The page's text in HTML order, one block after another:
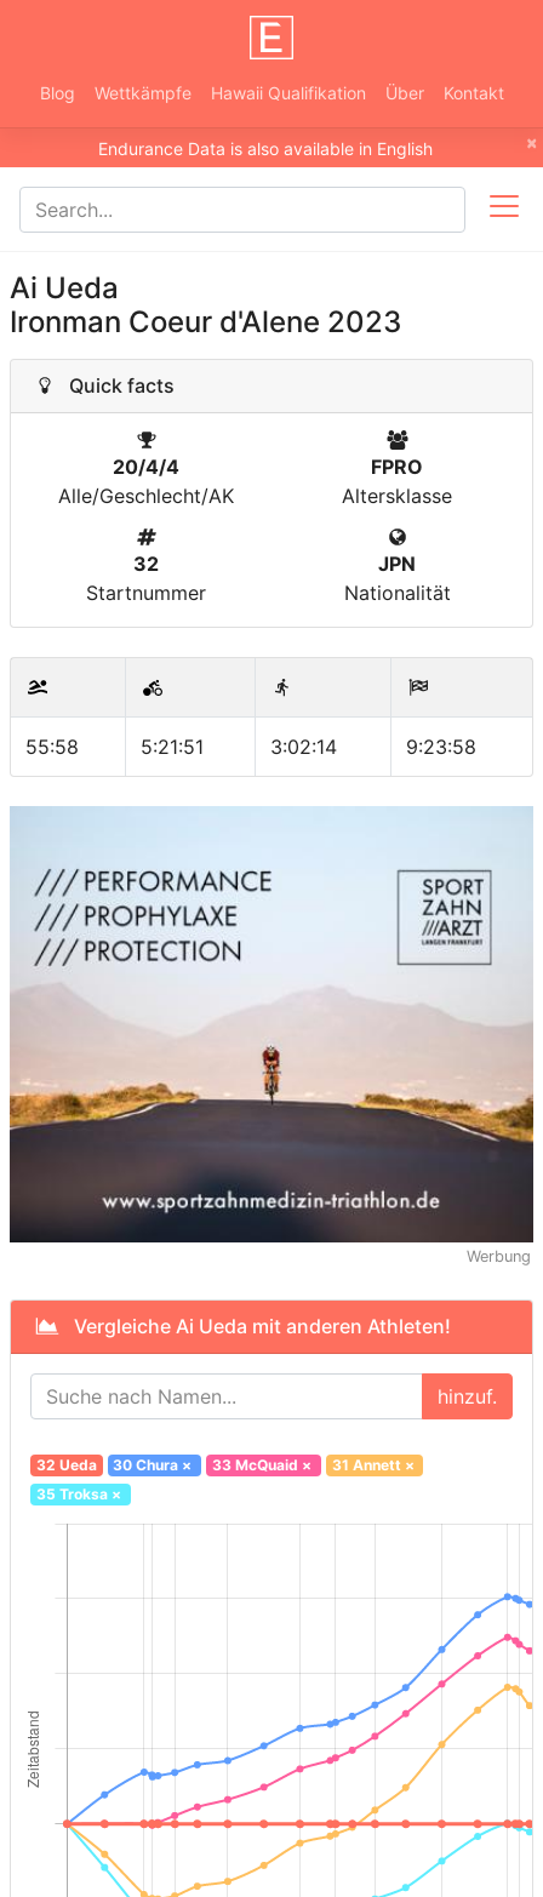
Blog Wettkämpfe Hawaii Qualifikation Über Kontakt
×
Endurance Data is also available in English
Ai Ueda
Ironman Coeur d'Alene 2023
Quick facts
20/4/4
Alle/Geschlecht/AK
FPRO
Altersklasse
32
Startnummer
JPN
Nationalität
55:58 5:21:51 3:02:14 9:23:58
Werbung
Vergleiche Ai Ueda mit anderen Athleten!
hinzuf.
32 Ueda 30 Chura × 33 McQuaid × 31 Annett×
35 Troksa×